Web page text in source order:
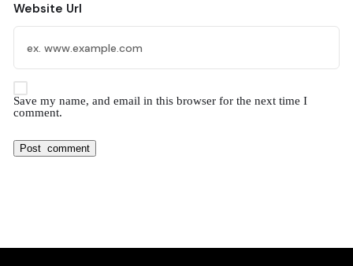
Website Url
Save my name, and email in this browser for the next time I
comment.